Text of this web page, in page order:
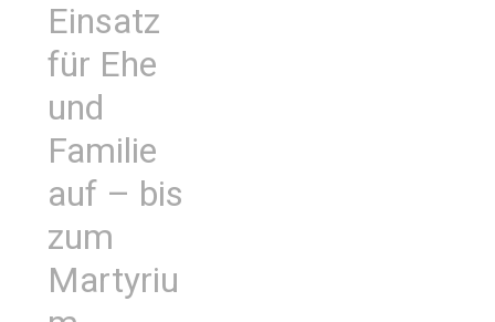
Einsatz
für Ehe
und
Familie
auf – bis
zum
Martyriu